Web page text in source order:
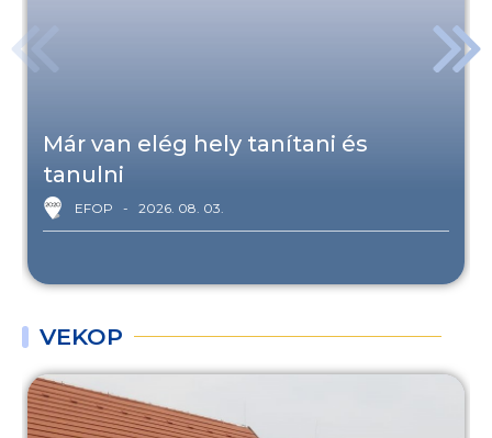
Már van elég hely tanítani és
tanulni
EFOP 2026. 08. 03.
VEKOP